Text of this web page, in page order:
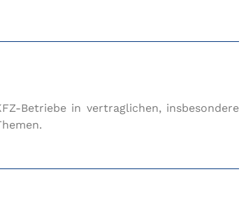
Betriebe in vertraglichen, insbesondere